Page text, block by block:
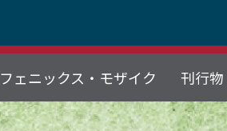
フェニックス・モザイク 刊行物